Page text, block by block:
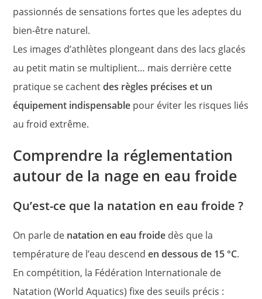
passionnés de sensations fortes que les adeptes du
bien-être naturel.
Les images d’athlètes plongeant dans des lacs glacés
au petit matin se multiplient… mais derrière cette
pratique se cachentdes règles précises et un
équipement indispensable pour éviter les risques liés
au froid extrême.
Comprendre la réglementation
autour de la nage en eau froide
Qu’est-ce que la natation en eau froide ?
On parle de natation en eau froide dès que la
température de l’eau descenden dessous de 15 °C.
En compétition, la Fédération Internationale de
Natation (World Aquatics) fixe des seuils précis :